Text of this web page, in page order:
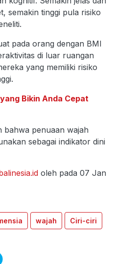
semakin tinggi pula risiko
pada orang dengan BMI
di luar ruangan
yang memiliki risiko
Bikin Anda Cepat
bahwa penuaan wajah
sebagai indikator dini
oleh pada 07 Jan
wajah Ciri-ciri